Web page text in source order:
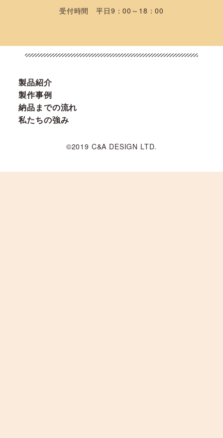
受付時間 平日9：00～18：00
製品紹介
製作事例
納品までの流れ
私たちの強み
©2019 C&A DESIGN LTD.